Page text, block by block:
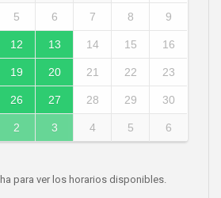
5 6 7 8 9
12 13 14 15 16
19 20 21 22 23
26 27 28 29 30
2 3 4 5 6
para ver los horarios disponibles.